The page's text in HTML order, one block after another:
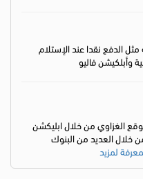
الدفع نقدا عند الإستلام
وأبلكيشن فاليو
الغزاوي من خلال ابليكشن
خلال العديد من البنوك
لمزيد